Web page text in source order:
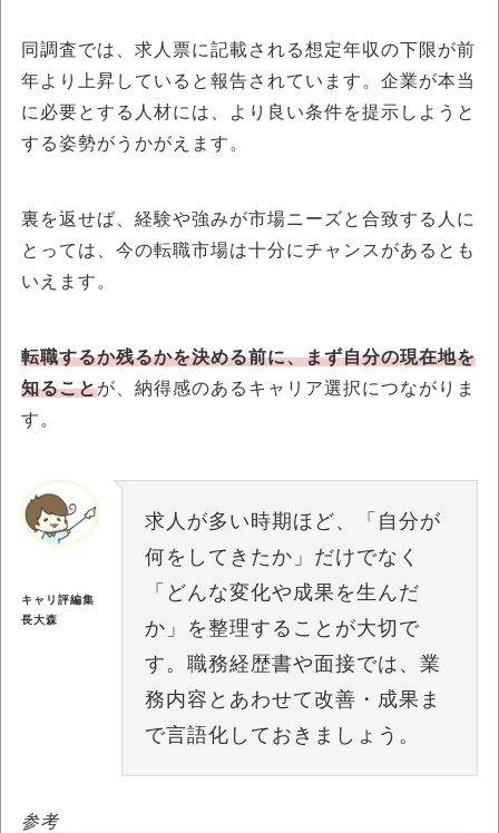
同調査では、求人票に記載される想定年収の下限が前
年より上昇していると報告されています。企業が本当
に必要とする人材には、より良い条件を提示しようと
する姿勢がうかがえます。
裏を返せば、経験や強みが市場ニーズと合致する人に
とっては、今の転職市場は十分にチャンスがあるとも
いえます。
転職するか残るかを決める前に、まず自分の現在地を
知ることが、納得感のあるキャリア選択につながりま
す。
キャリ評編集
長大森
求人が多い時期ほど、「自分が
何をしてきたか」だけでなく
「どんな変化や成果を生んだ
か」を整理することが大切で
す。職務経歴書や面接では、業
務内容とあわせて改善・成果ま
で言語化しておきましょう。
参考